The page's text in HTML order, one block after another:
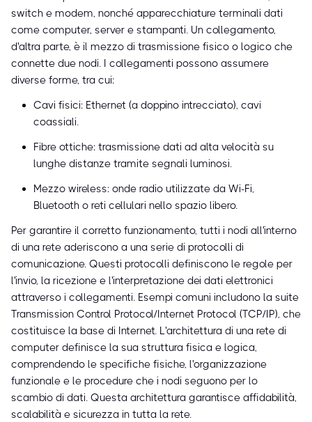
switch e modem, nonché apparecchiature terminali dati
come computer, server e stampanti. Un collegamento,
d'altra parte, è il mezzo di trasmissione fisico o logico che
connette due nodi. I collegamenti possono assumere
diverse forme, tra cui:
Cavi fisici: Ethernet (a doppino intrecciato), cavi
coassiali.
Fibre ottiche: trasmissione dati ad alta velocità su
lunghe distanze tramite segnali luminosi.
Mezzo wireless: onde radio utilizzate da Wi-Fi,
Bluetooth o reti cellulari nello spazio libero.
Per garantire il corretto funzionamento, tutti i nodi all'interno
di una rete aderiscono a una serie di protocolli di
comunicazione. Questi protocolli definiscono le regole per
l'invio, la ricezione e l'interpretazione dei dati elettronici
attraverso i collegamenti. Esempi comuni includono la suite
Transmission Control Protocol/Internet Protocol (TCP/IP), che
costituisce la base di Internet. L'architettura di una rete di
computer definisce la sua struttura fisica e logica,
comprendendo le specifiche fisiche, l'organizzazione
funzionale e le procedure che i nodi seguono per lo
scambio di dati. Questa architettura garantisce affidabilità,
scalabilità e sicurezza in tutta la rete.